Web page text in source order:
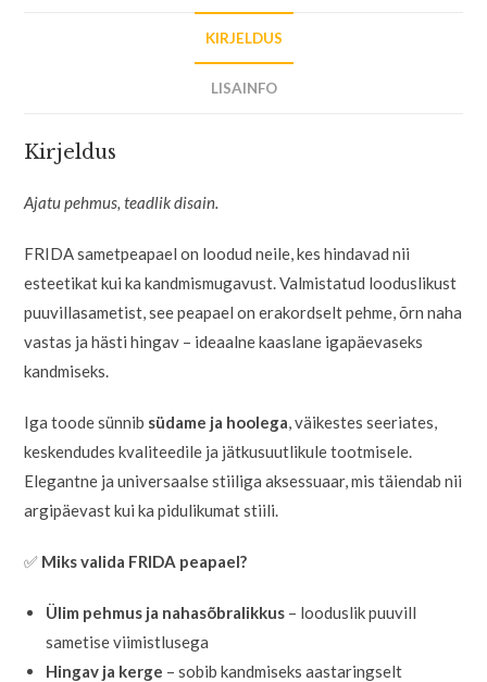
KIRJELDUS
LISAINFO
Kirjeldus
Ajatu pehmus, teadlik disain.
FRIDA sametpeapael on loodud neile, kes hindavad nii
esteetikat kui ka kandmismugavust. Valmistatud looduslikust
puuvillasametist, see peapael on erakordselt pehme, õrn naha
vastas ja hästi hingav – ideaalne kaaslane igapäevaseks
kandmiseks.
Iga toode sünnib südame ja hoolega, väikestes seeriates,
keskendudes kvaliteedile ja jätkusuutlikule tootmisele.
Elegantne ja universaalse stiiliga aksessuaar, mis täiendab nii
argipäevast kui ka pidulikumat stiili.
✅ Miks valida FRIDA peapael?
Ülim pehmus ja nahasõbralikkus – looduslik puuvill
sametise viimistlusega
Hingav ja kerge – sobib kandmiseks aastaringselt